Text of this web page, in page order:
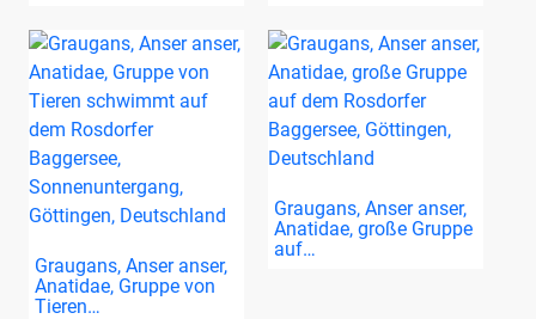
Graugans, Anser anser,
Anatidae, Gruppe von
Tieren…
Graugans, Anser anser,
Anatidae, große Gruppe
auf…